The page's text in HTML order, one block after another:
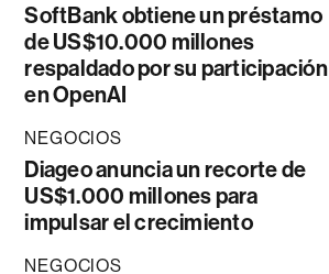
SoftBank obtiene un préstamo
de US$10.000 millones
respaldado por su participación
en OpenAI
NEGOCIOS
Diageo anuncia un recorte de
US$1.000 millones para
impulsar el crecimiento
NEGOCIOS